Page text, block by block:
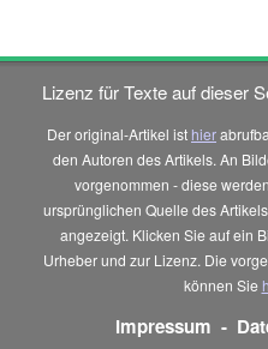
Lizenz für Texte auf dieser
Der original-Artikel ist hier
den Autoren des Artikels. An
vorgenommen - diese
ursprünglichen Quelle des
angezeigt. Klicken Sie auf ein
Urheber und zur Lizenz. Die
können Sie
Impressum -